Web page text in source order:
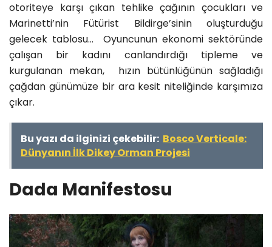
otoriteye karşı çıkan tehlike çağının çocukları ve
Marinetti’nin Fütürist Bildirge’sinin oluşturduğu
gelecek tablosu… Oyuncunun ekonomi sektöründe
çalışan bir kadını canlandırdığı tipleme ve
kurgulanan mekan, hızın bütünlüğünün sağladığı
çağdan günümüze bir ara kesit niteliğinde karşımıza
çıkar.
Bu yazı da ilginizi çekebilir: Bosco Verticale:
Dünyanın İlk Dikey Orman Projesi
Dada Manifestosu